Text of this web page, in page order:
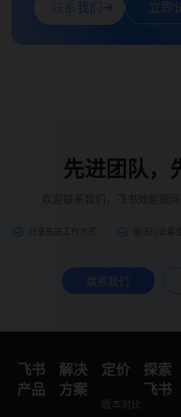
联系我们 立即
先进团队，
联系我们
飞书
产品
解决
方案
定价
版本对比
探索
飞书